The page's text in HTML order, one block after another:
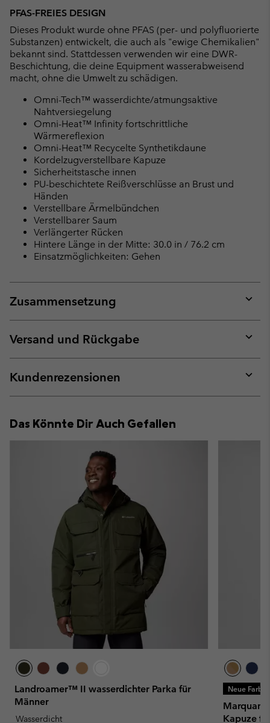
PFAS-FREIES DESIGN
Dieses Produkt wurde ohne PFAS (per- und polyfluorierte
Substanzen) entwickelt, die auch als "ewige Chemikalien"
bekannt sind. Stattdessen verwenden wir eine DWR-
Beschichtung, die deine Equipment wasserabweisend
macht, ohne die Umwelt zu schädigen.
Omni-Tech™ wasserdichte/atmungsaktive
Nahtversiegelung
Omni-Heat™ Infinity fortschrittliche
Wärmereflexion
Omni-Heat™ Recycelte Synthetikdaune
Kordelzugverstellbare Kapuze
Sicherheitstasche innen
PU-beschichtete Reißverschlüsse an Brust und
Händen
Verstellbare Ärmelbündchen
Verstellbarer Saum
Verlängerter Rücken
Hintere Länge in der Mitte: 30.0 in / 76.2 cm
Einsatzmöglichkeiten: Gehen
Zusammensetzung
or
Versand und Rückgabe
or
Kundenrezensionen
or
Das Könnte Dir Auch Gefallen
Landroamer™ II wasserdichter Parka für
Männer
Wasserdicht
Neue
Marquam
Kapuze